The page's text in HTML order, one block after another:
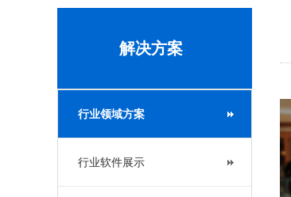
解决方案
行业领域方案
行业软件展示